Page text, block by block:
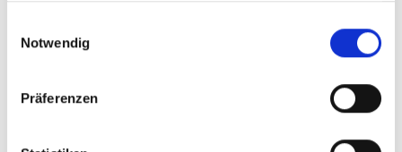
Notwendig
Präferenzen
Feuchtigkeit ab.
- Materialtyp: Feuchtigkeitsabführende Polster